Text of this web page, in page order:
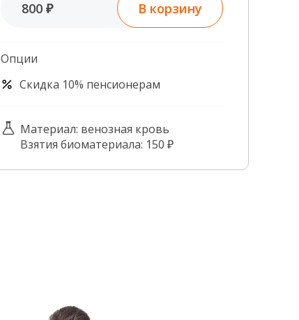
800 ₽ В корзину
Опции
Скидка 10% пенсионерам
Материал: венозная кровь
Взятия биоматериала: 150 ₽